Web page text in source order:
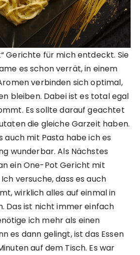
Gerichte für mich entdeckt. Sie
es schon verrät, in einem
verbinden sich optimal,
bleiben. Dabei ist es total egal
Es sollte darauf geachtet
die gleiche Garzeit haben.
auch mit Pasta habe ich es
wunderbar. Als Nächstes
ein One-Pot Gericht mit
versuche, dass es auch
wirklich alles auf einmal in
Das ist nicht immer einfach
ich mehr als einen
es dann gelingt, ist das Essen
auf dem Tisch. Es war